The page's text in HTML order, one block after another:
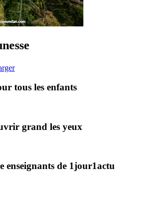
tous les enfants
grand les yeux
enseignants de 1jour1actu